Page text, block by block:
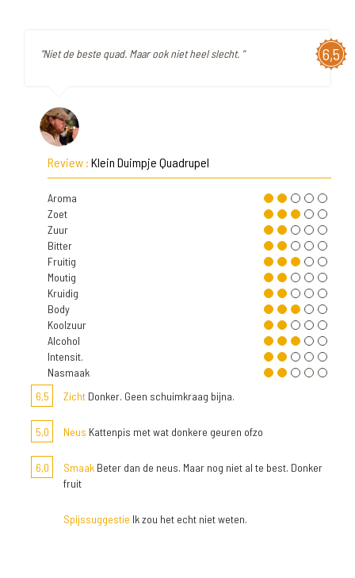
6,5
"Niet de beste quad. Maar ook niet heel slecht. "
Review : Klein Duimpje Quadrupel
Aroma
Zoet
Zuur
Bitter
Fruitig
Moutig
Kruidig
Body
Koolzuur
Alcohol
Intensit.
Nasmaak
6,5
Zicht Donker. Geen schuimkraag bijna.
5,0 Neus Kattenpis met wat donkere geuren ofzo
6,0 Smaak Beter dan de neus. Maar nog niet al te best. Donker
fruit
Spijssuggestie Ik zou het echt niet weten.